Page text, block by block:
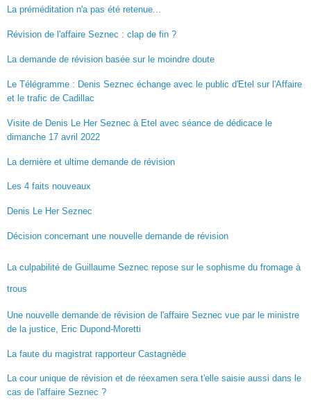
La préméditation n'a pas été retenue...
Révision de l'affaire Seznec : clap de fin ?
La demande de révision basée sur le moindre doute
Le Télégramme : Denis Seznec échange avec le public d'Etel sur l'Affaire
et le trafic de Cadillac
Visite de Denis Le Her Seznec à Etel avec séance de dédicace le
dimanche 17 avril 2022
La dernière et ultime demande de révision
Les 4 faits nouveaux
Denis Le Her Seznec
Décision concernant une nouvelle demande de révision
La culpabilité de Guillaume Seznec repose sur le sophisme du fromage à
trous
Une nouvelle demande de révision de l'affaire Seznec vue par le ministre
de la justice, Eric Dupond-Moretti
La faute du magistrat rapporteur Castagnède
La cour unique de révision et de réexamen sera t'elle saisie aussi dans le
cas de l'affaire Seznec ?